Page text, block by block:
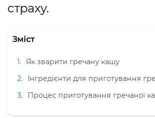
страху.
Зміст
Як зварити гречану кашу
Інгредієнти для приготування
Процес приготування гречаної